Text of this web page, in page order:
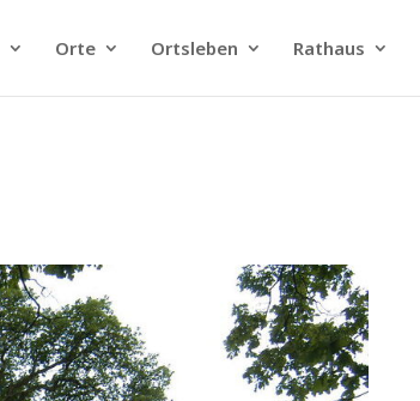
Orte Ortsleben Rathaus